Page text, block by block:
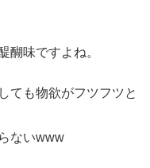
醐味ですよね。
ても物欲がフツフツと
ないwww